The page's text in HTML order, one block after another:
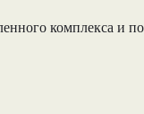
комплекса и